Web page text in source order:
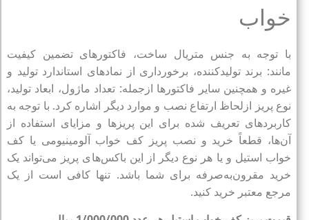
خواب
با توجه به جنس متریال ساخت، فاکتورهای تضمین کیفیت
مانند: برند تولیدکننده، برخورداری از نمادهای استاندارد تولید و
غیره و همچنین سایر فاکتورها ازجمله: تعداد ماژول، ابعاد تولید،
نوع پریز ازلحاظ ارتفاع نصب و موارد دیگر اشاره کرد. با توجه به
کاربردهای تعریف شده برای این پریزها و مزایای استفاده از
آن‌ها، قطعاً خرید و نصب پریز کف خواب آلومینیومی یا کف
خواب استیل و یا هر نوع دیگر از این باکس‌های پریز می‌تواند یک
خرید مقرون‌به‌صرفه برای شما باشد. تنها کافی است از یک
مرجع معتبر خرید کنید.